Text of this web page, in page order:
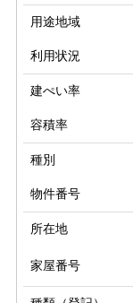
用途地域
利用状況
建ぺい率
容積率
種別
物件番号
所在地
家屋番号